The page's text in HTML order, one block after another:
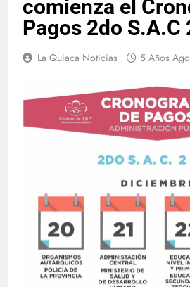
comienza el
Pagos 2do S.A.C
La Quiaca Noticias 5 Años Ago